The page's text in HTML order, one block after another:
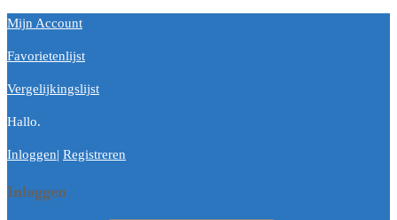
Mijn Account
Favorietenlijst
Vergelijkingslijst
Hallo.
Inloggen| Registreren
Inloggen